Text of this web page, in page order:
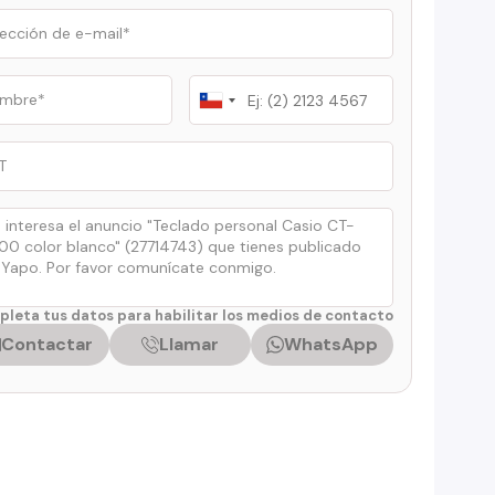
Chile
+56
tus datos para habilitar los medios de contacto
Contactar Llamar WhatsApp